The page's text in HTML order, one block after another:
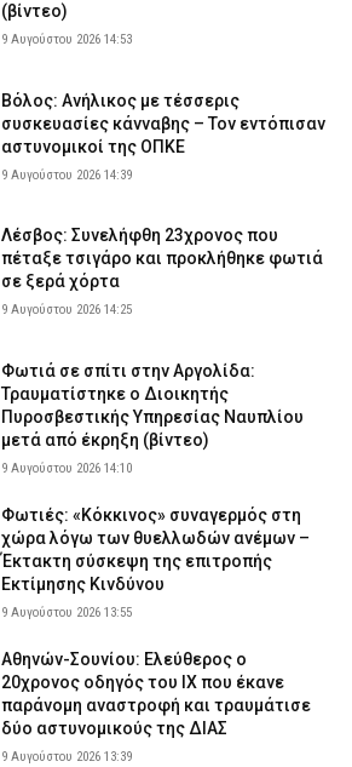
(βίντεο)
9 Αυγούστου 2026 14:53
Βόλος: Ανήλικος με τέσσερις
συσκευασίες κάνναβης – Τον εντόπισαν
αστυνομικοί της ΟΠΚΕ
9 Αυγούστου 2026 14:39
Λέσβος: Συνελήφθη 23χρονος που
πέταξε τσιγάρο και προκλήθηκε φωτιά
σε ξερά χόρτα
9 Αυγούστου 2026 14:25
Φωτιά σε σπίτι στην Αργολίδα:
Τραυματίστηκε o Διοικητής
Πυροσβεστικής Υπηρεσίας Ναυπλίου
μετά από έκρηξη (βίντεο)
9 Αυγούστου 2026 14:10
Φωτιές: «Κόκκινος» συναγερμός στη
χώρα λόγω των θυελλωδών ανέμων –
Έκτακτη σύσκεψη της επιτροπής
Εκτίμησης Κινδύνου
9 Αυγούστου 2026 13:55
Αθηνών-Σουνίου: Ελεύθερος ο
20χρονος οδηγός του ΙΧ που έκανε
παράνομη αναστροφή και τραυμάτισε
δύο αστυνομικούς της ΔΙΑΣ
9 Αυγούστου 2026 13:39